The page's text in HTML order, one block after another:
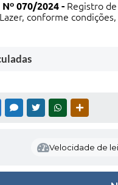
Nº 070/2024 - Registro
conforme
s
s
FACEBOOKMESSENGER
TWITTERWHATSAPP
Velocidade de